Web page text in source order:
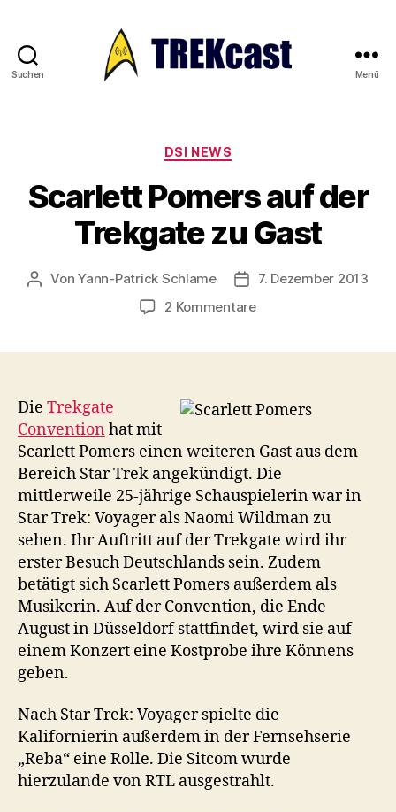
Suchen Menü
Kategorien
DSI NEWS
Scarlett Pomers auf der
Trekgate zu Gast
Beitragsautor
VonYann-Patrick Schlame Veröffentlichungsdatum
7. Dezember 2013
2 Kommentarezu
Trekgate
Gast
Die Trekgate
Convention hat mit
Scarlett Pomers einen weiteren Gast aus dem
Bereich Star Trek angekündigt. Die
mittlerweile 25-jährige Schauspielerin war in
Star Trek: Voyager als Naomi Wildman zu
sehen. Ihr Auftritt auf der Trekgate wird ihr
erster Besuch Deutschlands sein. Zudem
betätigt sich Scarlett Pomers außerdem als
Musikerin. Auf der Convention, die Ende
August in Düsseldorf stattfindet, wird sie auf
einem Konzert eine Kostprobe ihre Könnens
geben.
Nach Star Trek: Voyager spielte die
Kalifornierin außerdem in der Fernsehserie
„Reba“ eine Rolle. Die Sitcom wurde
hierzulande von RTL ausgestrahlt.